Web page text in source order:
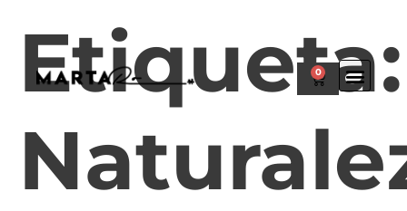
0
Etiqueta: